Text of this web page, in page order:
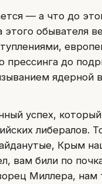
— а что до
этого обывателя
прессинга до
ядерной
успех,
либералов.
Крым
вам били по
Миллера, нам